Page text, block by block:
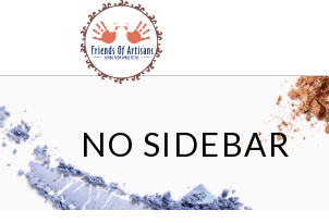
NO SIDEBAR